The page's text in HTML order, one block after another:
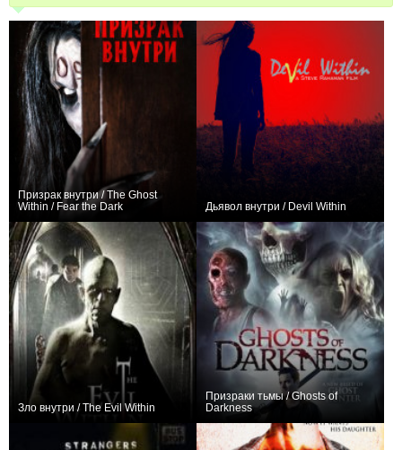
Призрак внутри / The Ghost
Within / Fear the Dark
Дьявол внутри / Devil Within
Зло внутри / The Evil Within
Призраки тьмы / Ghosts of
Darkness